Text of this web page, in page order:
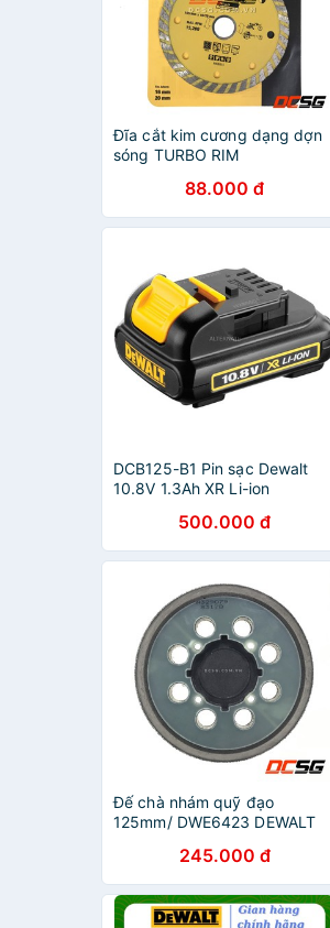
Đĩa cắt kim cương dạng dợn
sóng TURBO RIM
DW4724-B188.000 đ
DCB125-B1 Pin sạc Dewalt
10.8V 1.3Ah XR Li-ion
500.000 đ
Đế chà nhám quỹ đạo
125mm/ DWE6423 DEWALT
245.000 đ